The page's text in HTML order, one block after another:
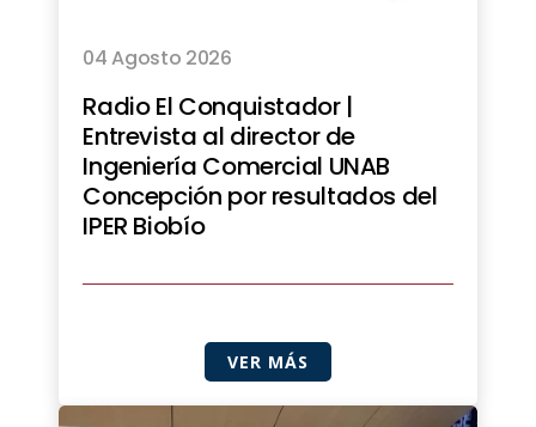
04 Agosto 2026
Radio El Conquistador |
Entrevista al director de
Ingeniería Comercial UNAB
Concepción por resultados del
IPER Biobío
VER MÁS